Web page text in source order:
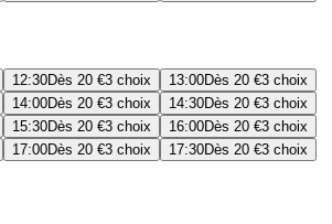
12:30Dès 20 €3 choix 13:00Dès 20 €3 choix
14:00Dès 20 €3 choix 14:30Dès 20 €3 choix
15:30Dès 20 €3 choix 16:00Dès 20 €3 choix
17:00Dès 20 €3 choix 17:30Dès 20 €3 choix